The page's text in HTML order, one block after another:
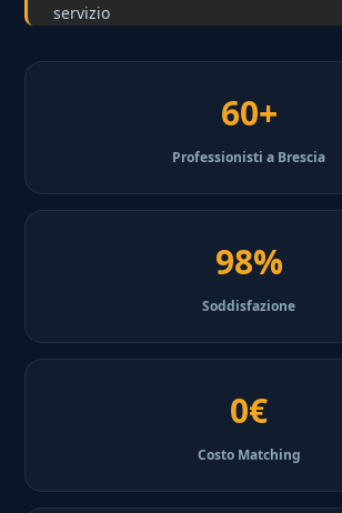
servizio
60+
Professionisti a Brescia
98%
Soddisfazione
0€
Costo Matching